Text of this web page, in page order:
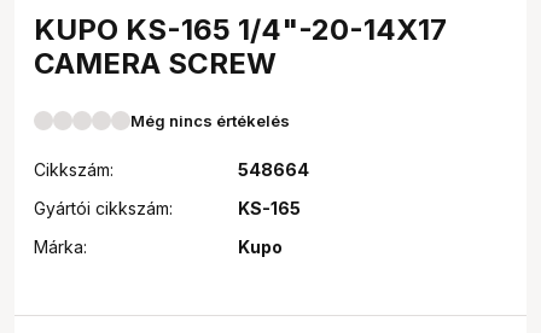
KUPO KS-165 1/4"-20-14X17
CAMERA SCREW
Még nincs értékelés
Cikkszám:
548664
Gyártói cikkszám:
KS-165
Márka:
Kupo